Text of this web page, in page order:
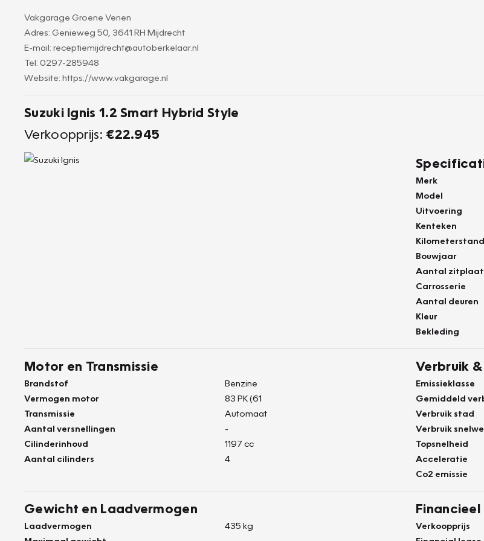
Vakgarage Groene Venen
Adres: Genieweg 50, 3641 RH Mijdrecht
E-mail: receptiemijdrecht@autoberkelaar.nl
Tel: 0297-285948
Website: https://www.vakgarage.nl
Suzuki Ignis 1.2 Smart Hybrid Style
Verkoopprijs: €22.945
Merk
Model
Uitvoering
Kenteken
Kilometerstand
Bouwjaar
Aantal
Carrosserie
Aantal deuren
Kleur
Bekleding
Motor en Transmissie
Brandstof
Benzine
Vermogen motor
83 PK (61
Transmissie
Automaat
Aantal versnellingen
-
Cilinderinhoud
1197 cc
Aantal cilinders
4
Verbruik &
Emissieklasse
Gemiddeld
Verbruik stad
Verbruik
Topsnelheid
Acceleratie
Co2 emissie
Gewicht en Laadvermogen
Laadvermogen
435 kg
Financieel
Verkoopprijs